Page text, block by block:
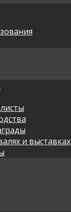
и выставках